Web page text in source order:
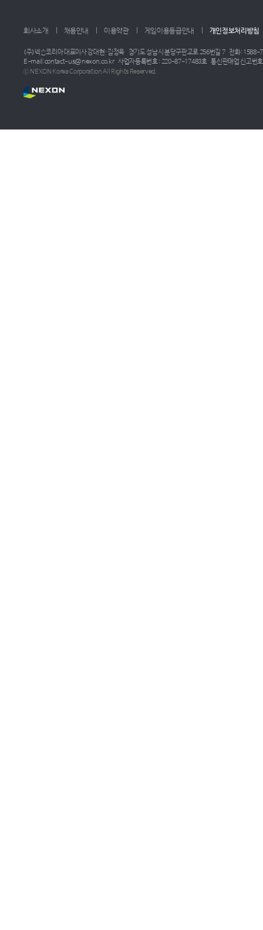
회사소개 채용안내 이용약관 게임이용등급안내 개인정보처리방침
(주)넥슨코리아 대표이사 강대현·김정욱 경기도 성남시 분당구판교로 256번길 7 전화: 1588-
E-mail:contact-us@nexon.co.kr 사업자등록번호 : 220-87-17483호 통신판매업 신고번
ⓒ NEXON Korea Corporation All Rights Reserved.